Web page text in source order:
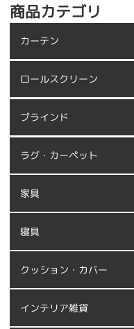
商品カテゴリ
カーテン
ロールスクリーン
ブラインド
ラグ・カーペット
家具
寝具
クッション・カバー
インテリア雑貨